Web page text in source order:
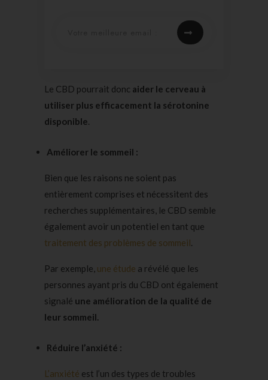
Le CBD pourrait donc aider le cerveau à
utiliser plus efficacement la sérotonine
disponible.
Améliorer le sommeil :
Bien que les raisons ne soient pas
entièrement comprises et nécessitent des
recherches supplémentaires, le CBD semble
également avoir un potentiel en tant que
traitement des problèmes de sommeil.
Par exemple, une étude a révélé que les
personnes ayant pris du CBD ont également
signalé une amélioration de la qualité de
leur sommeil.
Réduire l’anxiété :
L’anxiété est l’un des types de troubles